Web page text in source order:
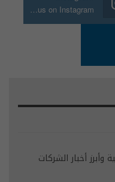
Join us on Instagram
وأبرز أخبار الشركات